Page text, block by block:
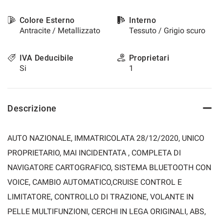
Colore Esterno
Antracite / Metallizzato
Interno
Tessuto / Grigio scuro
IVA Deducibile
Si
Proprietari
1
Descrizione
AUTO NAZIONALE, IMMATRICOLATA 28/12/2020, UNICO
PROPRIETARIO, MAI INCIDENTATA , COMPLETA DI
NAVIGATORE CARTOGRAFICO, SISTEMA BLUETOOTH CON
VOICE, CAMBIO AUTOMATICO,CRUISE CONTROL E
LIMITATORE, CONTROLLO DI TRAZIONE, VOLANTE IN
PELLE MULTIFUNZIONI, CERCHI IN LEGA ORIGINALI, ABS,
strumenti
rimanda
alla
policy.
rivedere
le
scelte
in
momento.